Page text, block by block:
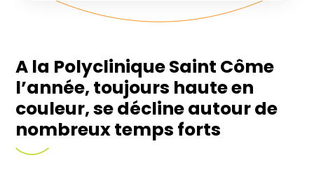
A la Polyclinique Saint Côme
l’année, toujours haute en
couleur, se décline autour de
nombreux temps forts